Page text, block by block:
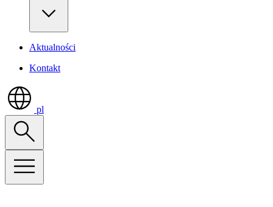
Aktualności
Kontakt
pl